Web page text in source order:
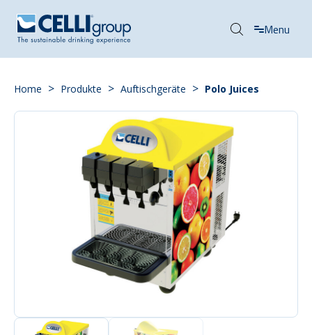
Menu
Home > Produkte > Auftischgeräte > Polo Juices